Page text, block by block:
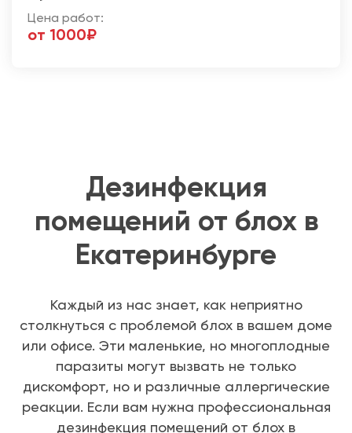
Цена работ:
от 1000₽
Дезинфекция
помещений от блох в
Екатеринбурге
Каждый из нас знает, как неприятно
столкнуться с проблемой блох в вашем доме
или офисе. Эти маленькие, но многоплодные
паразиты могут вызвать не только
дискомфорт, но и различные аллергические
реакции. Если вам нужна профессиональная
дезинфекция помещений от блох в